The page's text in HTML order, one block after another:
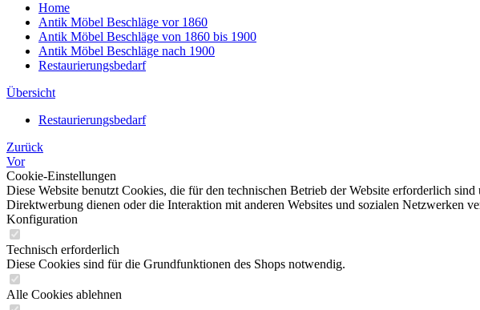
Home
Antik Möbel Beschläge vor 1860
Antik Möbel Beschläge von 1860 bis 1900
Antik Möbel Beschläge nach 1900
Restaurierungsbedarf
Übersicht
Restaurierungsbedarf
Zurück
Vor
Cookie-Einstellungen
Diese Website benutzt Cookies, die für den technischen Betrieb der Website erforderlich
Direktwerbung dienen oder die Interaktion mit anderen Websites und sozialen Netzwerken
Konfiguration
Technisch erforderlich
Diese Cookies sind für die Grundfunktionen des Shops notwendig.
Alle Cookies ablehnen